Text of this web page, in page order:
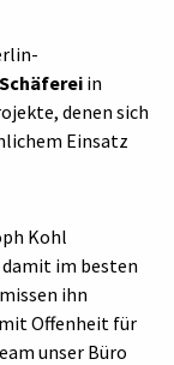
in
denen sich
Einsatz
Kohl
im besten
ihn
Offenheit für
unser Büro